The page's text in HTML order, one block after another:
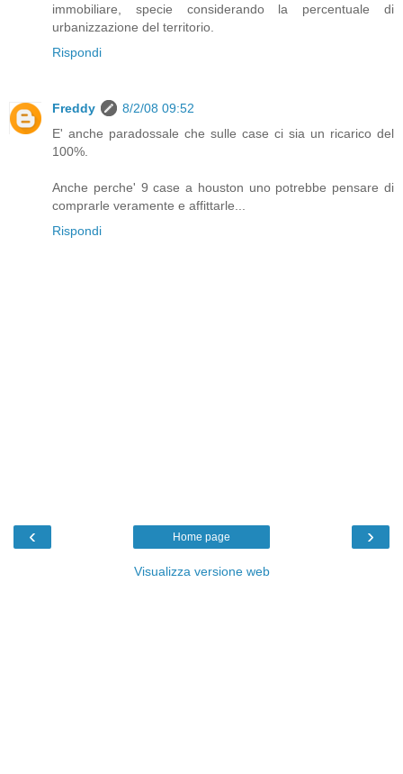
immobiliare, specie considerando la percentuale di
urbanizzazione del territorio.
Rispondi
Freddy
8/2/08 09:52
E' anche paradossale che sulle case ci sia un ricarico del
100%.
Anche perche' 9 case a houston uno potrebbe pensare di
comprarle veramente e affittarle...
Rispondi
‹ ›
Home page
Visualizza versione web